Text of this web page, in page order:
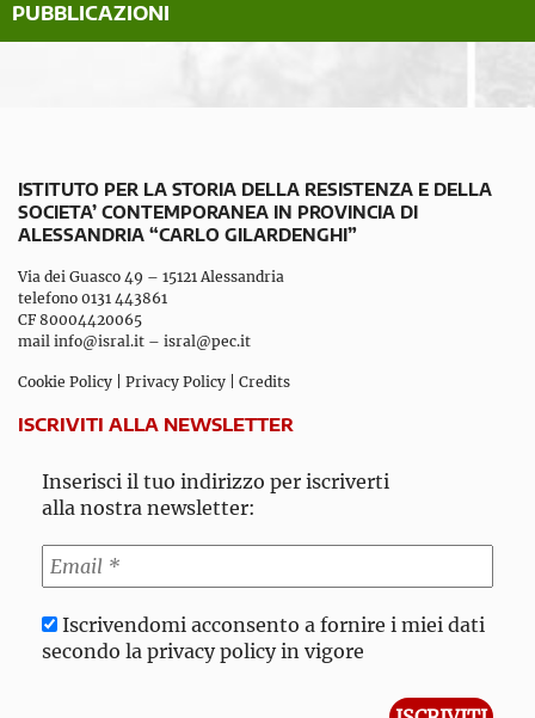
PUBBLICAZIONI
ISTITUTO PER LA STORIA DELLA RESISTENZA E DELLA
SOCIETA’ CONTEMPORANEA IN PROVINCIA DI
ALESSANDRIA “CARLO GILARDENGHI”
Via dei Guasco 49 – 15121 Alessandria
telefono 0131 443861
CF 80004420065
mail info@isral.it – isral@pec.it
Cookie Policy Privacy Policy Credits
ISCRIVITI ALLA NEWSLETTER
Inserisci il tuo indirizzo per iscriverti
alla nostra newsletter:
Iscrivendomi acconsento a fornire i miei dati
secondo la privacy policy in vigore